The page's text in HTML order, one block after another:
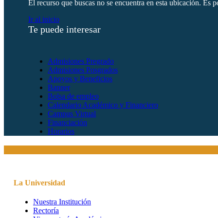
El recurso que buscas no se encuentra en esta ubicación. Es
Ir al inicio
Te puede interesar
Admisiones Pregrado
Admisiones Posgrados
Apoyos y Beneficios
Banner
Bolsa de empleo
Calendario Académico y Financiero
Campus Virtual
Financiación
Horarios
La Universidad
Nuestra Institución
Rectoría